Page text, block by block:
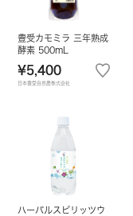
豊受カモミラ 三年熟成
酵素 500mL
¥5,400
日本豊受自然農株式会社
ハーバルスピリッツウ